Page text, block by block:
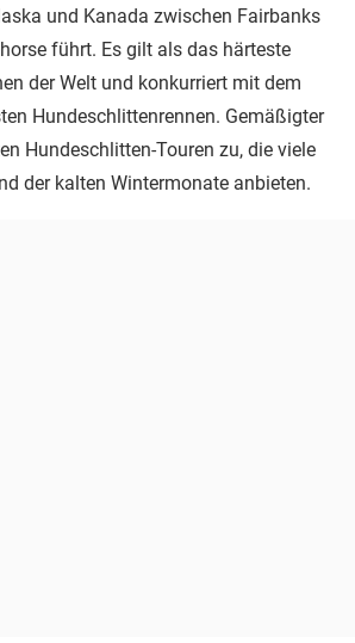
und Kanada zwischen Fairbanks
führt. Es gilt als das härteste
der Welt und konkurriert mit dem
Hundeschlittenrennen. Gemäßigter
Hundeschlitten-Touren zu, die viele
der kalten Wintermonate anbieten.